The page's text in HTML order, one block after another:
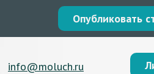
Опубликовать
info@moluch.ru